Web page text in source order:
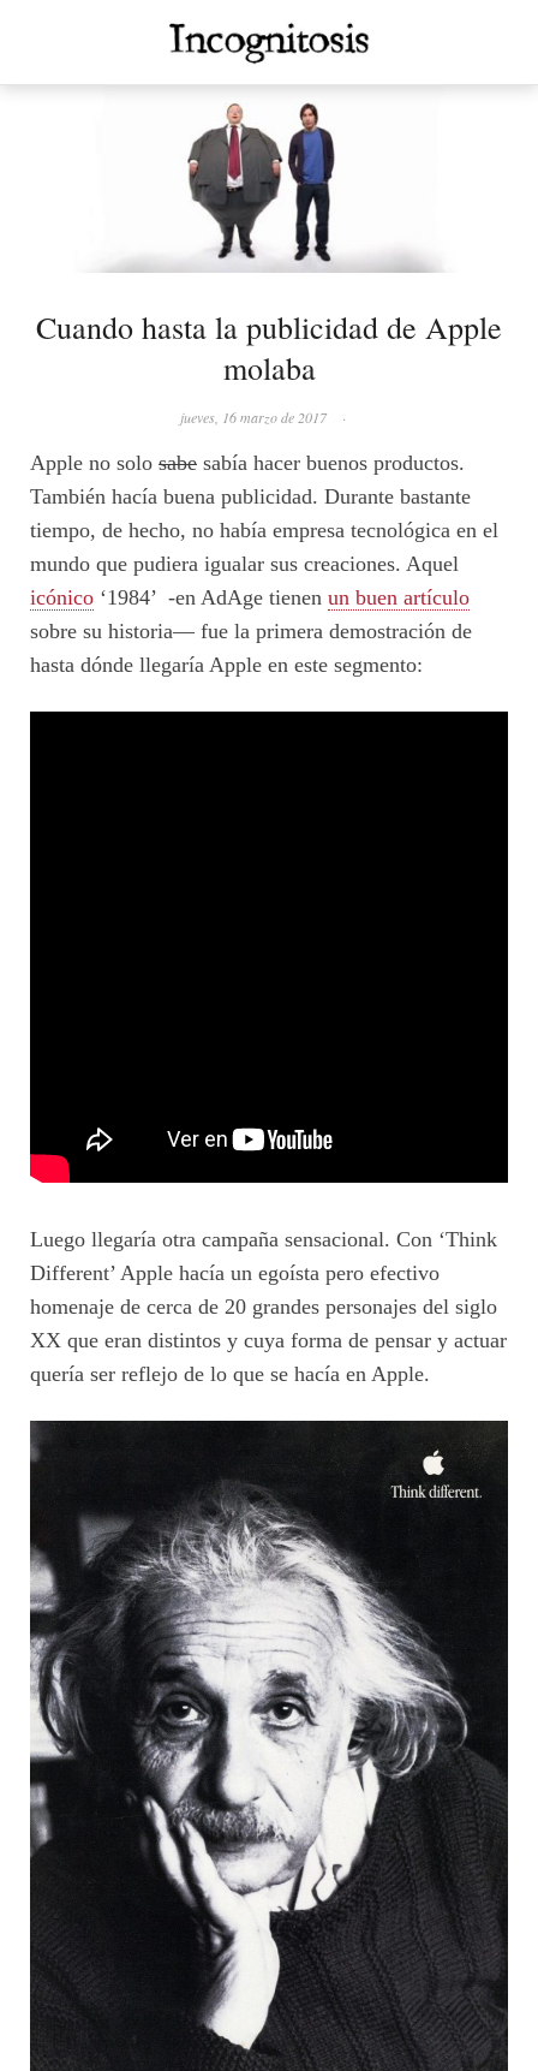
Cuando hasta la publicidad de Apple
molaba
jueves, 16 marzo de 2017 ·
Apple no solo sabe sabía hacer buenos productos.
También hacía buena publicidad. Durante bastante
tiempo, de hecho, no había empresa tecnológica en el
mundo que pudiera igualar sus creaciones. Aquel
icónico ‘1984’ -en AdAge tienen un buen artículo
sobre su historia— fue la primera demostración de
hasta dónde llegaría Apple en este segmento:
Luego llegaría otra campaña sensacional. Con ‘Think
Different’ Apple hacía un egoísta pero efectivo
homenaje de cerca de 20 grandes personajes del siglo
XX que eran distintos y cuya forma de pensar y actuar
quería ser reflejo de lo que se hacía en Apple.